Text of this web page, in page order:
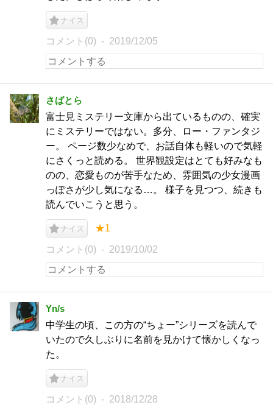
ナイス
コメント(0) 2019/12/05
さばとら
富士見ミステリー文庫から出ているものの、確実
にミステリーではない。多分、ロー・ファンタジ
ー。 ページ数少なめで、お話自体も軽いので気軽
にさくっと読める。 世界観設定はとても好みなも
のの、恋愛ものが苦手なため、雰囲気の少女漫画
っぽさが少し気になる…。 様子を見つつ、続きも
読んでいこうと思う。
ナイス ★1
コメント(0) 2019/10/02
Yn/s
中学生の頃、この方の“ちょー”シリーズを読んで
いたので久しぶりに名前を見かけて懐かしくなっ
た。
ナイス
コメント(0) 2018/12/28